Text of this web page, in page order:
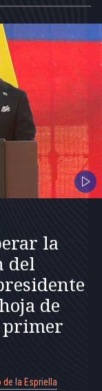
la
del
de
primer
la Espriella